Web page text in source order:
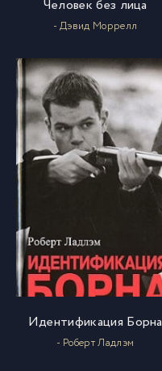
Человек без лица
- Дэвид Моррелл
Идентификация Борна
- Роберт Ладлэм